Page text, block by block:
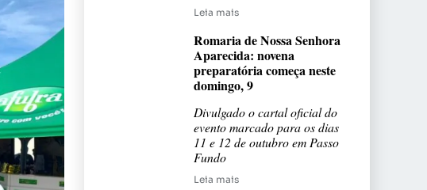
Leia mais
Romaria de Nossa Senhora
Aparecida: novena
preparatória começa neste
domingo, 9
Divulgado o cartal oficial do
evento marcado para os dias
11 e 12 de outubro em Passo
Fundo
Leia mais